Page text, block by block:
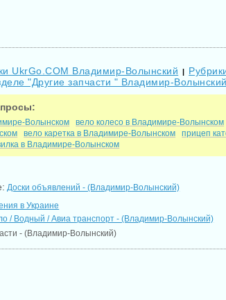
UkrGo.COM Владимир-Волынский |
"Другие запчасти " Владимир-Волынский
Волынском вело колесо в Владимире-Волынском
вело каретка в Владимире-Волынском прицеп
в Владимире-Волынском
Доски объявлений - (Владимир-Волынский)
в Украине
/ Водный / Авиа транспорт - (Владимир-Волынский)
- (Владимир-Волынский)